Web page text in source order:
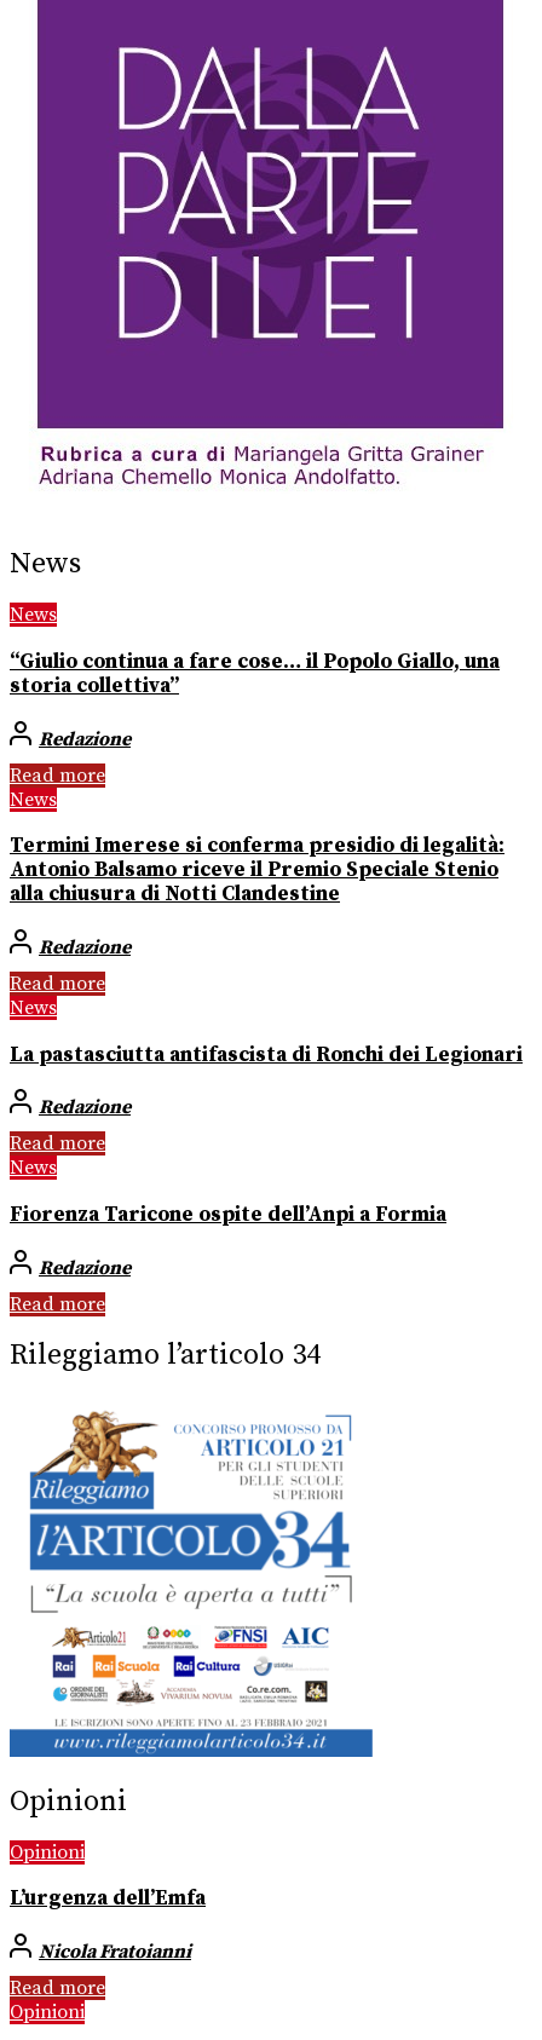
News
News
“Giulio continua a fare cose… il Popolo Giallo, una
storia collettiva”
Redazione
Read more
News
Termini Imerese si conferma presidio di legalità:
Antonio Balsamo riceve il Premio Speciale Stenio
alla chiusura di Notti Clandestine
Redazione
Read more
News
La pastasciutta antifascista di Ronchi dei Legionari
Redazione
Read more
News
Fiorenza Taricone ospite dell’Anpi a Formia
Redazione
Read more
Rileggiamo l’articolo 34
Opinioni
Opinioni
L’urgenza dell’Emfa
Nicola Fratoianni
Read more
Opinioni